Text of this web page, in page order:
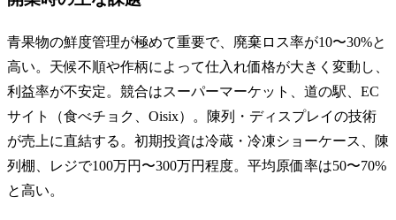
青果物の鮮度管理が極めて重要で、廃棄ロス率が10〜30%と
高い。天候不順や作柄によって仕入れ価格が大きく変動し、
利益率が不安定。競合はスーパーマーケット、道の駅、EC
サイト（食べチョク、Oisix）。陳列・ディスプレイの技術
が売上に直結する。初期投資は冷蔵・冷凍ショーケース、陳
列棚、レジで100万円〜300万円程度。平均原価率は50〜70%
と高い。